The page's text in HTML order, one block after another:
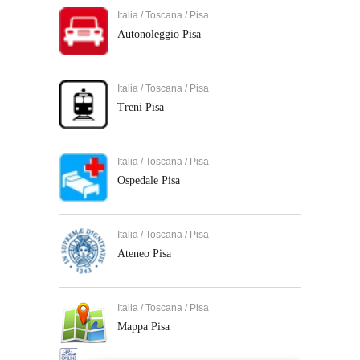
Italia / Toscana / Pisa
Autonoleggio Pisa
Italia / Toscana / Pisa
Treni Pisa
Italia / Toscana / Pisa
Ospedale Pisa
Italia / Toscana / Pisa
Ateneo Pisa
Italia / Toscana / Pisa
Mappa Pisa